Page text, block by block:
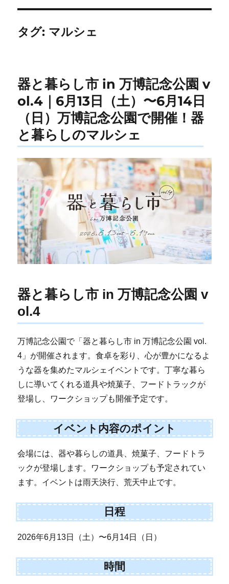
タグ: マルシェ
器と暮らし市 in 万博記念公園 v
ol.4｜6月13日（土）〜6月14日
（日）万博記念公園で開催！器
と暮らしのマルシェ
器と暮らし市 in 万博記念公園 v
ol.4
万博記念公園で「器と暮らし市 in 万博記念公園 vol.
4」が開催されます。食卓を彩り、心が豊かになるよ
うな器を集めたマルシェイベントです。丁寧な暮ら
しに導いてくれる道具や焼菓子、フードトラックが
登場し、ワークショップも開催予定です。
イベント内容のポイント
会場には、器や暮らしの道具、焼菓子、フードトラ
ックが登場します。ワークショップも予定されてい
ます。イベントは雨天決行、荒天中止です。
日程
2026年6月13日（土）〜6月14日（日）
時間